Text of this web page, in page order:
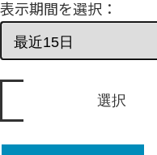
表示期間を選択：